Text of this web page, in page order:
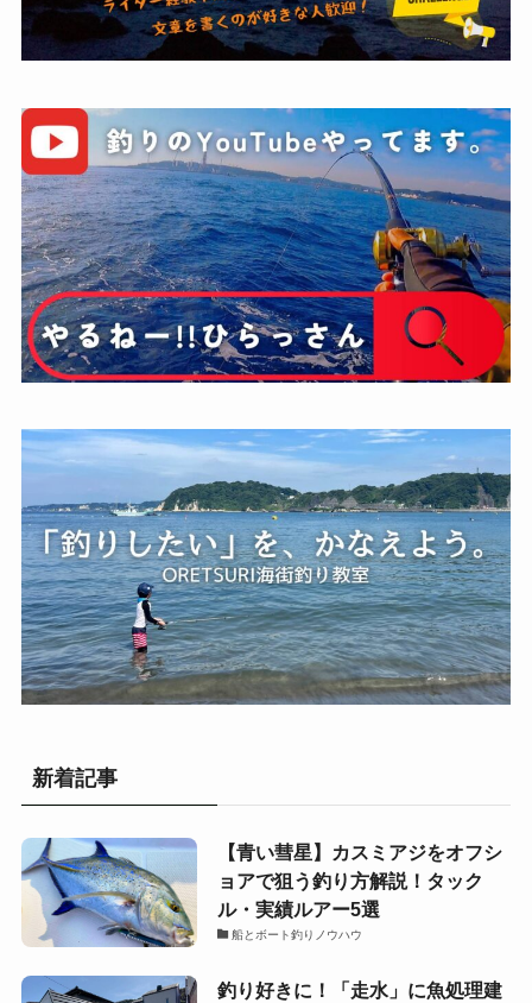
新着記事
【青い彗星】カスミアジをオフシ
ョアで狙う釣り方解説！タック
ル・実績ルアー5選
船とボート釣りノウハウ
釣り好きに！「走水」に魚処理建